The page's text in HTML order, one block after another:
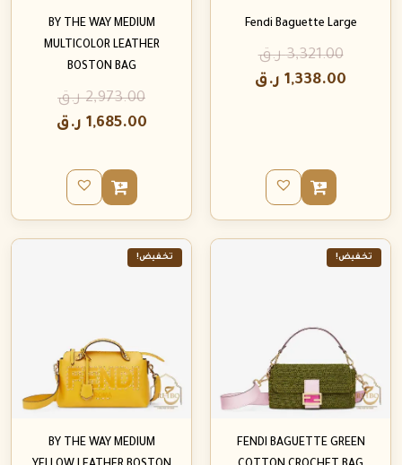
Fendi Baguette Large
3,321.00 ر.ق
1,338.00 ر.ق
BY THE WAY MEDIUM
MULTICOLOR LEATHER
BOSTON BAG
2,973.00 ر.ق
1,685.00 ر.ق
تخفيض!
FENDI BAGUETTE GREEN
تخفيض!
BY THE WAY MEDIUM